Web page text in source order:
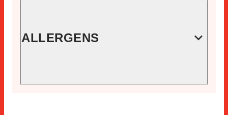
コード
イーエヌ
8410060181908
ALLERGENS